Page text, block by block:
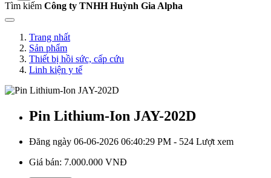
Tìm kiếm Công ty TNHH Huỳnh Gia Alpha
Trang nhất
Sản phẩm
Thiết bị hồi sức, cấp cứu
Linh kiện y tế
Pin Lithium-Ion JAY-202D
Đăng ngày 06-06-2026 06:40:29 PM - 524 Lượt xem
Giá bán: 7.000.000 VNĐ